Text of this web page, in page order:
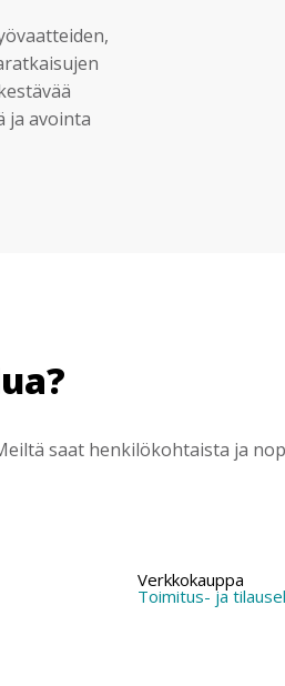
ja avointa
saat henkilökohtaista ja
Verkkokauppa
Toimitus- ja